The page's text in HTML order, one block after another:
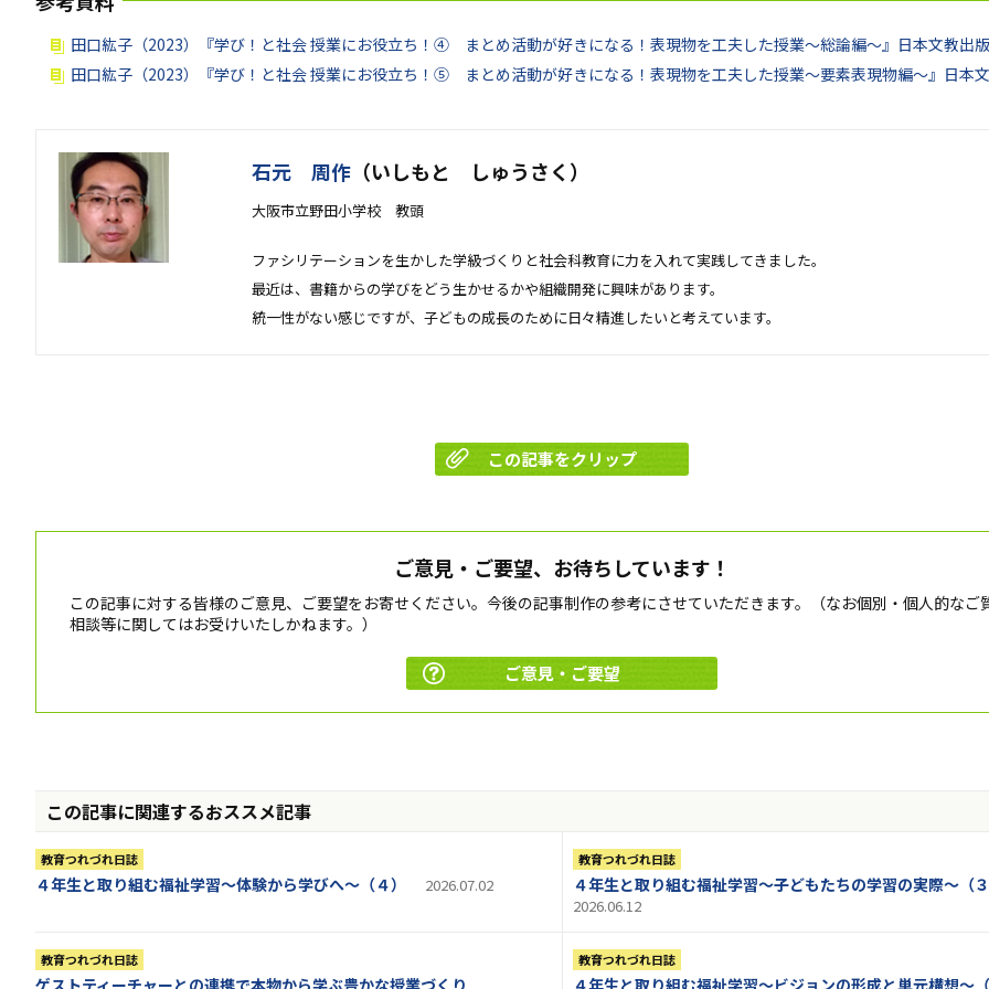
田口紘子（2023）『学び！と社会授業にお役立ち！④ まとめ活動が好きになる！表現物を工夫した授業～総論編～』日本文教出版
田口紘子（2023）『学び！と社会授業にお役立ち！⑤ まとめ活動が好きになる！表現物を工夫した授業～要素表現物編～』日本
石元 周作 （いしもと しゅうさく）
大阪市立野田小学校 教頭
ファシリテーションを生かした学級づくりと社会科教育に力を入れて実践してきました。
最近は、書籍からの学びをどう生かせるかや組織開発に興味があります。
統一性がない感じですが、子どもの成長のために日々精進したいと考えています。
この記事をクリップ
ご意見・ご要望、お待ちしています！
この記事に対する皆様のご意見、ご要望をお寄せください。今後の記事制作の参考にさせていただきます。（なお個別・個人的なご
相談等に関してはお受けいたしかねます。）
ご意見・ご要望
この記事に関連するおススメ記事
教育つれづれ日誌
４年生と取り組む福祉学習～体験から学びへ～（４） 2026.07.02
教育つれづれ日誌
４年生と取り組む福祉学習～子どもたちの学習の実際～（３
2026.06.12
教育つれづれ日誌
ゲストティーチャーとの連携で本物から学ぶ豊かな授業づくり
教育つれづれ日誌
４年生と取り組む福祉学習～ビジョンの形成と単元構想～（